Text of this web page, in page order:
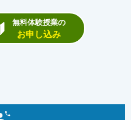
無料体験授業の
お申し込み